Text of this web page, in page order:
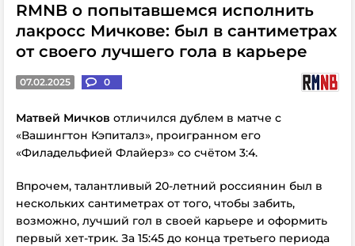
RMNB о попытавшемся исполнить
лакросс Мичкове: был в сантиметрах
от своего лучшего гола в карьере
07.02.2025 0
Матвей Мичков отличился дублем в матче с
«Вашингтон Кэпиталз», проигранном его
«Филадельфией Флайерз» со счётом 3:4.
Впрочем, талантливый 20-летний россиянин был в
нескольких сантиметрах от того, чтобы забить,
возможно, лучший гол в своей карьере и оформить
первый хет-трик. За 15:45 до конца третьего периода